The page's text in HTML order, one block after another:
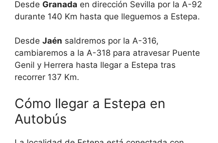
Desde Granada en dirección Sevilla por la A-92
durante 140 Km hasta que lleguemos a Estepa.
Desde Jaén saldremos por la A-316,
cambiaremos a la A-318 para atravesar Puente
Genil y Herrera hasta llegar a Estepa tras
recorrer 137 Km.
Cómo llegar a Estepa en
Autobús